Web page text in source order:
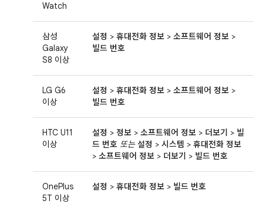
Watch
삼성
Galaxy
S8 이상
설정 > 휴대전화 정보 > 소프트웨어 정보 >
빌드 번호
LG G6
이상
설정 > 휴대전화 정보 > 소프트웨어 정보 >
빌드 번호
HTC U11
이상
설정 > 정보 > 소프트웨어 정보 > 더보기 > 빌
드 번호 또는 설정 > 시스템 > 휴대전화 정보
> 소프트웨어 정보 > 더보기 > 빌드 번호
OnePlus
5T 이상
설정 > 휴대전화 정보 > 빌드 번호